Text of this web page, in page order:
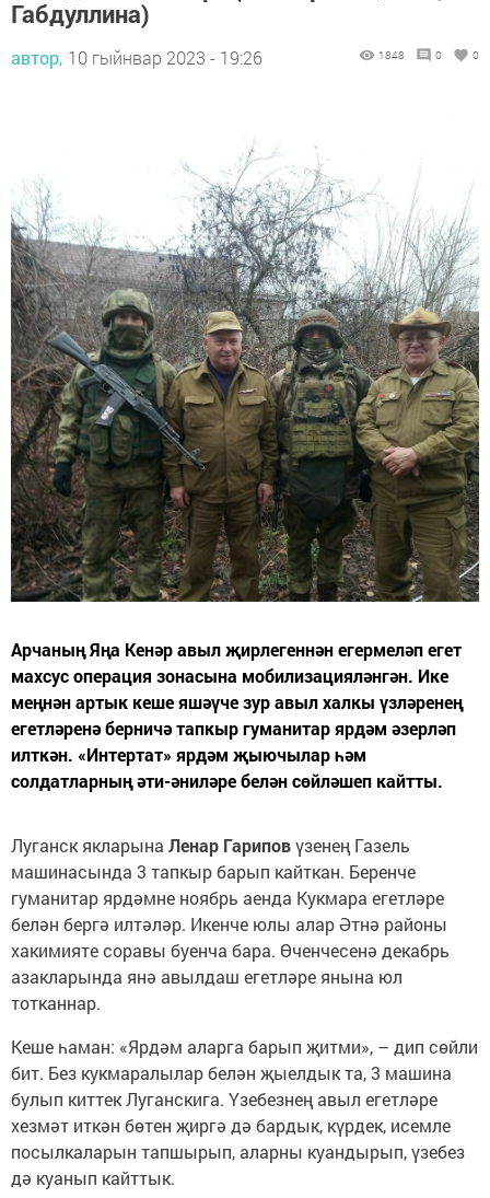
Габдуллина)
автор, 10 гыйнвар 2023 - 19:26 1848 0 0
Арчаның Яңа Кенәр авыл җирлегеннән егермеләп егет
махсус операция зонасына мобилизацияләнгән. Ике
меңнән артык кеше яшәүче зур авыл халкы үзләренең
егетләренә берничә тапкыр гуманитар ярдәм әзерләп
илткән. «Интертат» ярдәм җыючылар һәм
солдатларның әти-әниләре белән сөйләшеп кайтты.
Луганск якларына Ленар Гариповүзенең Газель
машинасында 3 тапкыр барып кайткан. Беренче
гуманитар ярдәмне ноябрь аенда Кукмара егетләре
белән бергә илтәләр. Икенче юлы алар Әтнә районы
хакимияте соравы буенча бара. Өченчесенә декабрь
азакларында янә авылдаш егетләре янына юл
тотканнар.
Кеше һаман: «Ярдәм аларга барып җитми», – дип сөйли
бит. Без кукмаралылар белән җыелдык та, 3 машина
булып киттек Луганскига. Үзебезнең авыл егетләре
хезмәт иткән бөтен җиргә дә бардык, күрдек, исемле
посылкаларын тапшырып, аларны куандырып, үзебез
дә куанып кайттык.